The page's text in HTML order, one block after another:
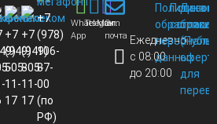
+7
(949)
505-
11-
17
+7
(949)
805-
11-
17
+7
(978)
106-
87-
00
(по
РФ)
Whats
App
Telegram
MaxЭл.
почта Ежедневно
с 08:00
до 20:00
Политика
обработки
данных
для